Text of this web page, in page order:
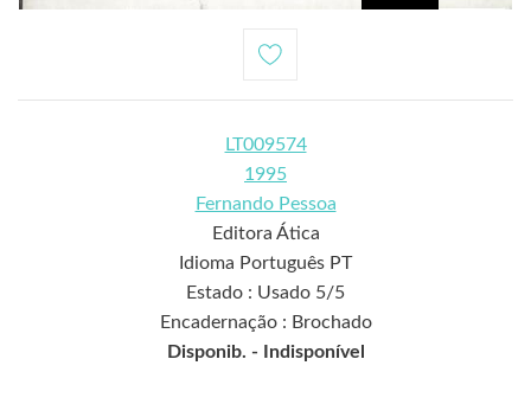
LT009574
1995
Fernando Pessoa
Editora Ática
Idioma Português PT
Estado : Usado 5/5
Encadernação : Brochado
Disponib. -
Indisponível